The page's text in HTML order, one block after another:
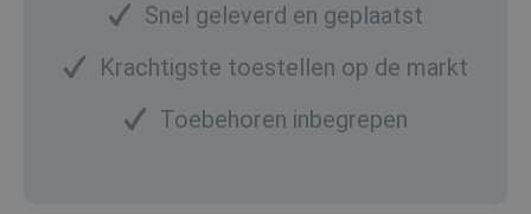
Snel geleverd en geplaatst
Krachtigste toestellen op de markt
Toebehoren inbegrepen